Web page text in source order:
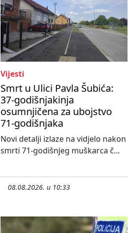
Vijesti
Smrt u Ulici Pavla Šubića:
37-godišnjakinja
osumnjičena za ubojstvo
71-godišnjaka
Novi detalji izlaze na vidjelo nakon
smrti 71-godišnjeg muškarca č...
08.08.2026. u 10:33